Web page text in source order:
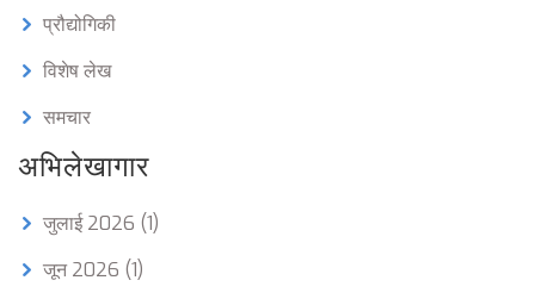
प्रौद्योगिकी
विशेष लेख
समचार
अभिलेखागार
जुलाई 2026 (1)
जून 2026 (1)